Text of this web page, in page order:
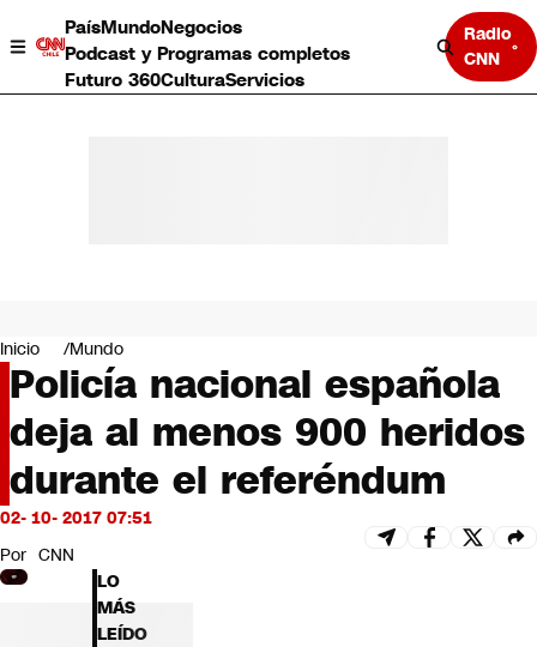
PaísMundoNegocios
Podcast y Programas completos
Futuro 360CulturaServicios
Radio
CNN
Negocios
Deportes
Programas completos
Cultura
Servicios
Bits
CNN tiempo
Futuro 360
Opinión
Inicio Mundo
Policía nacional española
deja al menos 900 heridos
durante el referéndum
02- 10- 2017 07:51
Por CNN
LO
MÁS
LEÍDO